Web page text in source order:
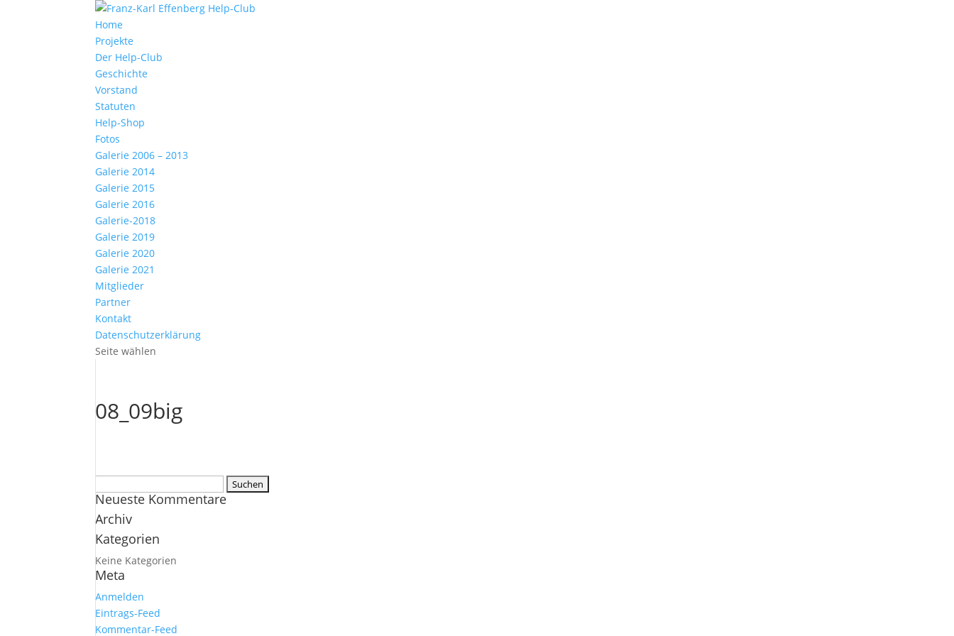
Home
Projekte
Der Help-Club
Geschichte
Vorstand
Statuten
Help-Shop
Fotos
Galerie 2006 – 2013
Galerie 2014
Galerie 2015
Galerie 2016
Galerie-2018
Galerie 2019
Galerie 2020
Galerie 2021
Mitglieder
Partner
Kontakt
Datenschutzerklärung
Seite wählen
08_09big
nach:
Neueste Kommentare
Archiv
Kategorien
Keine Kategorien
Meta
Anmelden
Eintrags-Feed
Kommentar-Feed